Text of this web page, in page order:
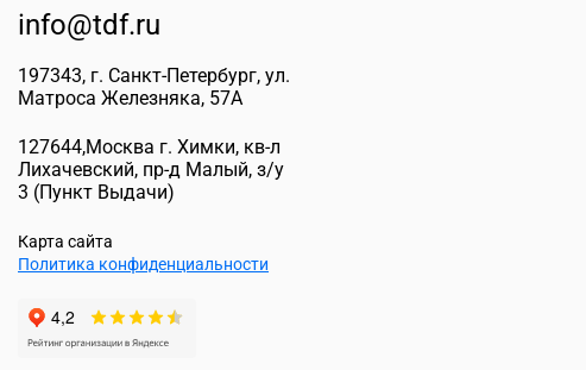
info@tdf.ru
197343, г. Санкт-Петербург, ул.
Матроса Железняка, 57A
127644,Москва г. Химки, кв-л
Лихачевский, пр-д Малый, з/у
3 (Пункт Выдачи)
Карта сайта
Политика конфиденциальности